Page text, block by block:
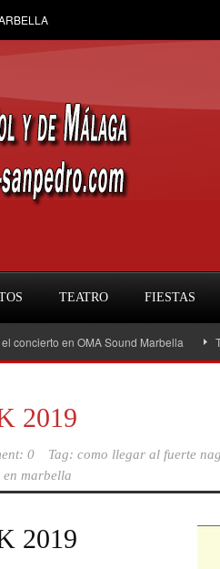
TEATRO FIESTAS
en OMA Sound Marbella The
2019
0 Tag: como llegar al fuerte
en marbella
2019